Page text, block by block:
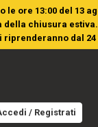
ore 13:00 del 13
della chiusura estiva.
riprenderanno dal 24
/ Registrati